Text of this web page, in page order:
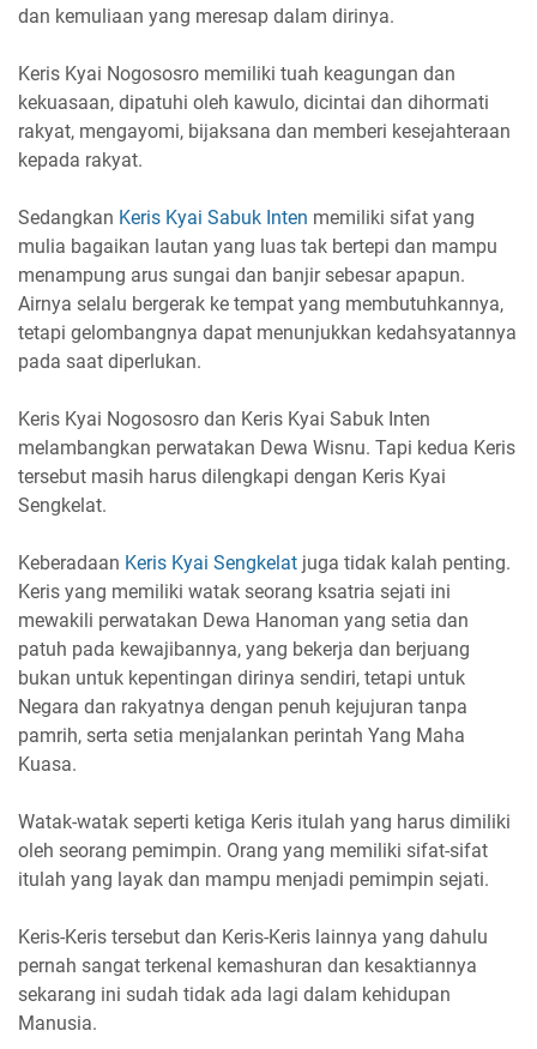
dan kemuliaan yang meresap dalam dirinya.
Keris Kyai Nogososro memiliki tuah keagungan dan
kekuasaan, dipatuhi oleh kawulo, dicintai dan dihormati
rakyat, mengayomi, bijaksana dan memberi kesejahteraan
kepada rakyat.
Sedangkan Keris Kyai Sabuk Inten memiliki sifat yang
mulia bagaikan lautan yang luas tak bertepi dan mampu
menampung arus sungai dan banjir sebesar apapun.
Airnya selalu bergerak ke tempat yang membutuhkannya,
tetapi gelombangnya dapat menunjukkan kedahsyatannya
pada saat diperlukan.
Keris Kyai Nogososro dan Keris Kyai Sabuk Inten
melambangkan perwatakan Dewa Wisnu. Tapi kedua Keris
tersebut masih harus dilengkapi dengan Keris Kyai
Sengkelat.
Keberadaan Keris Kyai Sengkelat juga tidak kalah penting.
Keris yang memiliki watak seorang ksatria sejati ini
mewakili perwatakan Dewa Hanoman yang setia dan
patuh pada kewajibannya, yang bekerja dan berjuang
bukan untuk kepentingan dirinya sendiri, tetapi untuk
Negara dan rakyatnya dengan penuh kejujuran tanpa
pamrih, serta setia menjalankan perintah Yang Maha
Kuasa.
Watak-watak seperti ketiga Keris itulah yang harus dimiliki
oleh seorang pemimpin. Orang yang memiliki sifat-sifat
itulah yang layak dan mampu menjadi pemimpin sejati.
Keris-Keris tersebut dan Keris-Keris lainnya yang dahulu
pernah sangat terkenal kemashuran dan kesaktiannya
sekarang ini sudah tidak ada lagi dalam kehidupan
Manusia.